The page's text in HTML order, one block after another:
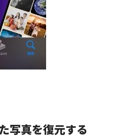
写真を復元する